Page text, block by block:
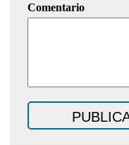
Comentario